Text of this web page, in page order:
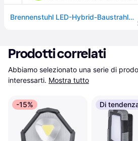
Brennenstuhl LED-Hybrid-Baustrahler 6050 MH 61,6 W 6200 lm 5m H07RN-F 2X1,0
Prodotti correlati
Abbiamo selezionato una serie di
interessarti. Mostra tutto
-15% Di